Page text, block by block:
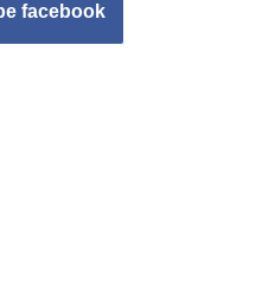
te
facebook